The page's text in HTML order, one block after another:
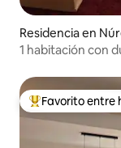
Residencia en
1 habitación con
De los mejores
Favorito entre